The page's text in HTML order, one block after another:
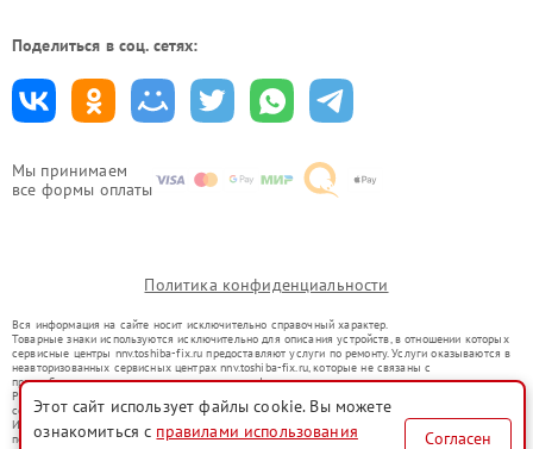
Мы принимаем
все формы оплаты
Поделиться в соц. сетях:
Политика конфиденциальности
Вся информация на сайте носит исключительно справочный характер.
Товарные знаки используются исключительно для описания устройств, в отношении которых
сервисные центры nnv.toshiba-fix.ru предоставляют услуги по ремонту. Услуги оказываются в
неавторизованных сервисных центрах nnv.toshiba-fix.ru, которые не связаны с
правообладателями товарных знаков или их официальными представителями.
Ремонт осуществляется для устройств, уже введенных в гражданский оборот в соответствии
со статьей 1487 ГК РФ.
Использование товарных знаков не преследует цели индивидуализации услуг или введения
потребителей в заблуждение, а служит для информирования о предоставляемых услугах по
Этот сайт использует файлы cookie. Вы можете
ознакомиться с правилами использования
Согласен